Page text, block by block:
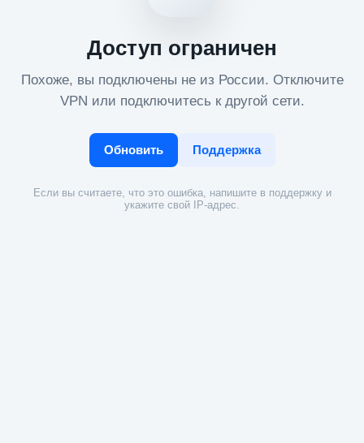
Доступ ограничен
Похоже, вы подключены не из России. Отключите
VPN или подключитесь к другой сети.
Обновить Поддержка
Если вы считаете, что это ошибка, напишите в поддержку и
укажите свой IP-адрес.